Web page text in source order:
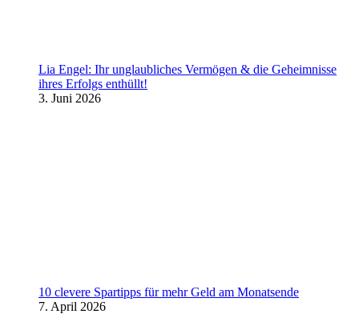
Lia Engel: Ihr unglaubliches Vermögen & die Geheimnisse
ihres Erfolgs enthüllt!
3. Juni 2026
10 clevere Spartipps für mehr Geld am Monatsende
7. April 2026